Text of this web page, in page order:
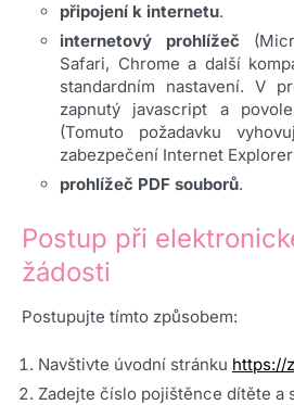
připojení k internetu.
internetový prohlížeč
Safari, Chrome a další
standardním nastavení. V
zapnutý javascript a
(Tomuto požadavku
zabezpečení Internet
prohlížeč PDF souborů.
Postup při
žádosti
Postupujte tímto způsobem:
Navštivte úvodní stránku https://
Zadejte číslo pojištěnce dítěte a